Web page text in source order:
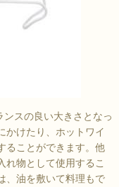
スの良い大きさとなっ
かけたり、ホットワイ
ることができます。他
れ物として使用するこ
、油を敷いて料理もで